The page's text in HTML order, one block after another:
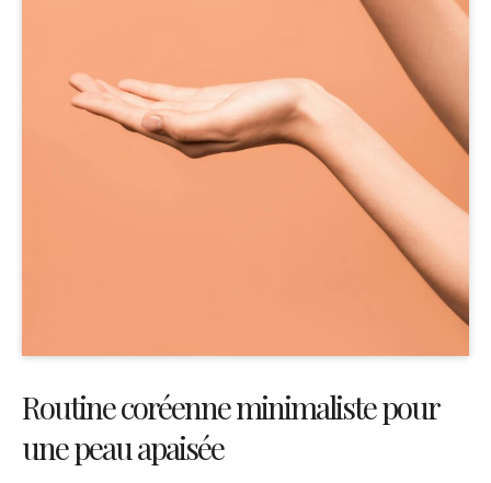
Routine coréenne minimaliste pour
une peau apaisée